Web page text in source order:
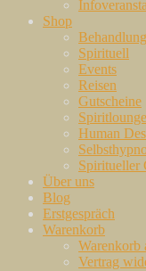
Shop
Behandlung
Spirituell
Events
Reisen
Gutscheine
Spiritlounge
Human
Spiritueller
Über uns
Blog
Erstgespräch
Warenkorb
Warenkorb
Vertrag